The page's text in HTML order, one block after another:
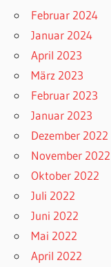
Februar 2024
Januar 2024
April 2023
März 2023
Februar 2023
Januar 2023
Dezember 2022
November 2022
Oktober 2022
Juli 2022
Juni 2022
Mai 2022
April 2022